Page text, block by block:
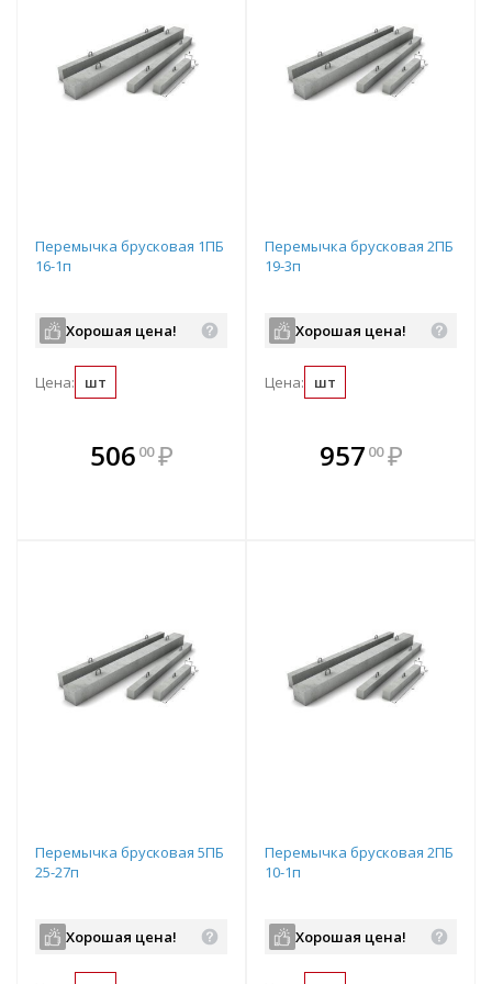
Перемычка брусковая 1ПБ
16-1п
Хорошая цена!
Цена: шт
506 00 ₽
В комплекте
всегда выгоднее!
Перемычка брусковая 2ПБ
19-3п
Хорошая цена!
Цена: шт
В комплекте
всегда выгоднее!
957 00 ₽
Перемычка брусковая 5ПБ
25-27п
Хорошая цена!
Перемычка брусковая 2ПБ
10-1п
Хорошая цена!